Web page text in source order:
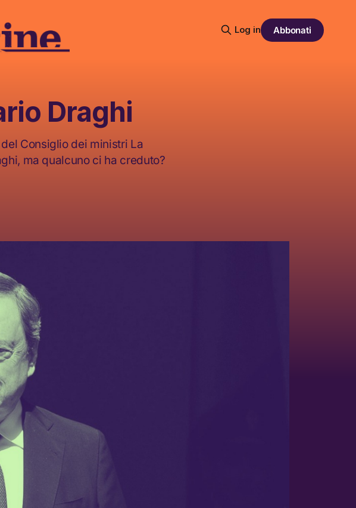
Log in Abbonati
Draghi
Consiglio dei ministri La
ma qualcuno ci ha creduto?